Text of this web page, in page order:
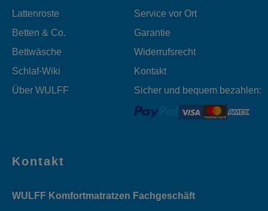
Lattenroste
Betten & Co.
Bettwäsche
Schlaf-Wiki
Über WULFF
Service vor Ort
Garantie
Widerrufsrecht
Kontakt
Sicher und bequem bezahlen:
Kontakt
WULFF Komfortmatratzen Fachgeschäft